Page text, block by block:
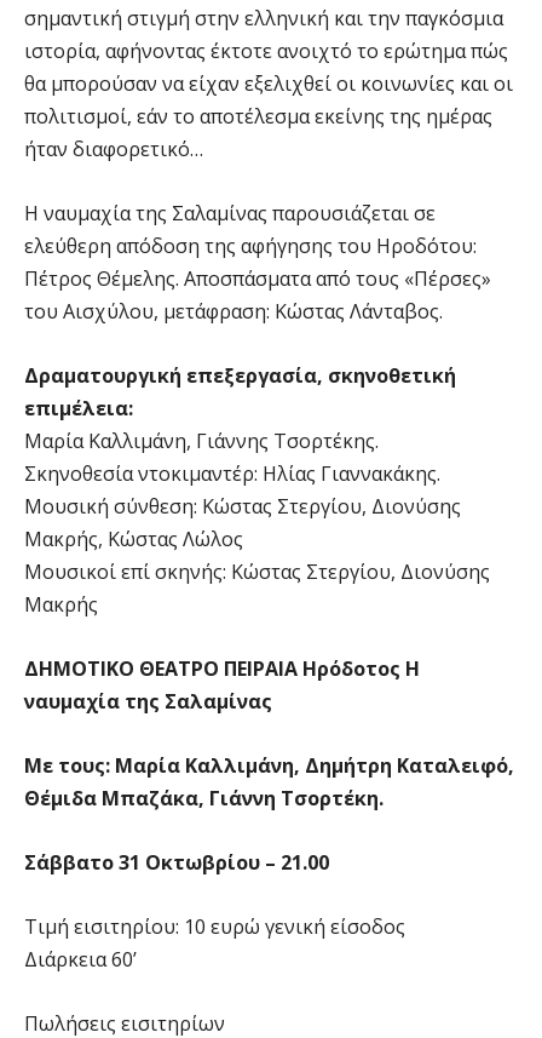
σημαντική στιγμή στην ελληνική και την παγκόσμια
ιστορία, αφήνοντας έκτοτε ανοιχτό το ερώτημα πώς
θα μπορούσαν να είχαν εξελιχθεί οι κοινωνίες και οι
πολιτισμοί, εάν το αποτέλεσμα εκείνης της ημέρας
ήταν διαφορετικό…
Η ναυμαχία της Σαλαμίνας παρουσιάζεται σε
ελεύθερη απόδοση της αφήγησης του Ηροδότου:
Πέτρος Θέμελης. Αποσπάσματα από τους «Πέρσες»
του Αισχύλου, μετάφραση: Κώστας Λάνταβος.
Δραματουργική επεξεργασία, σκηνοθετική
επιμέλεια:
Μαρία Καλλιμάνη, Γιάννης Τσορτέκης.
Σκηνοθεσία ντοκιμαντέρ: Ηλίας Γιαννακάκης.
Μουσική σύνθεση: Κώστας Στεργίου, Διονύσης
Μακρής, Κώστας Λώλος
Μουσικοί επί σκηνής: Κώστας Στεργίου, Διονύσης
Μακρής
ΔΗΜΟΤΙΚΟ ΘΕΑΤΡΟ ΠΕΙΡΑΙΑ Ηρόδοτος Η
ναυμαχία της Σαλαμίνας
Με τους: Μαρία Καλλιμάνη, Δημήτρη Καταλειφό,
Θέμιδα Μπαζάκα, Γιάννη Τσορτέκη.
Σάββατο 31 Οκτωβρίου – 21.00
Τιμή εισιτηρίου: 10 ευρώ γενική είσοδος
Διάρκεια 60’
Πωλήσεις εισιτηρίων